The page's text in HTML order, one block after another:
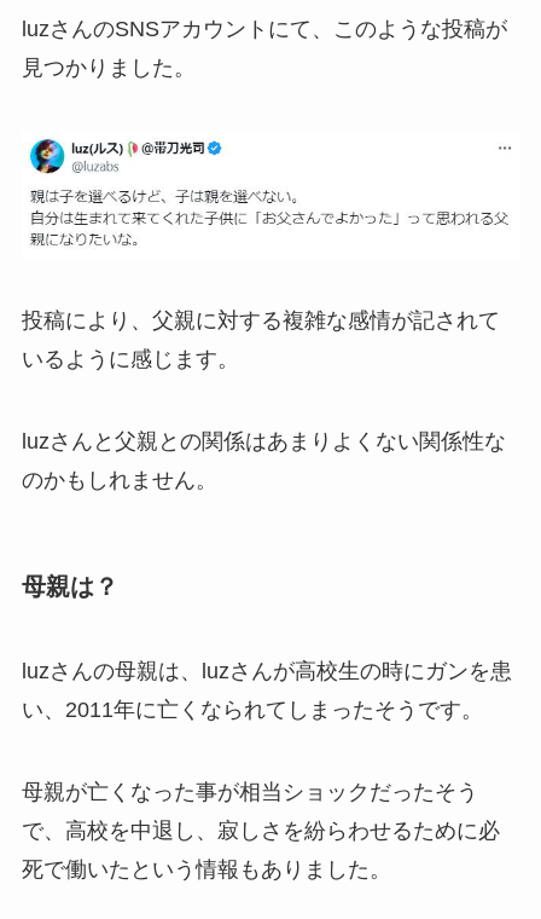
luzさんのSNSアカウントにて、このような投稿が
見つかりました。
投稿により、父親に対する複雑な感情が記されて
いるように感じます。
luzさんと父親との関係はあまりよくない関係性な
のかもしれません。
母親は？
luzさんの母親は、luzさんが高校生の時にガンを患
い、2011年に亡くなられてしまったそうです。
母親が亡くなった事が相当ショックだったそう
で、高校を中退し、寂しさを紛らわせるために必
死で働いたという情報もありました。